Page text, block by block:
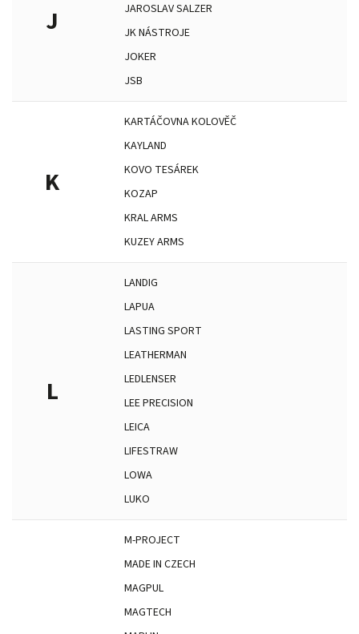
J
JAROSLAV SALZER
JK NÁSTROJE
JOKER
JSB
K
KARTÁČOVNA KOLOVĚČ
KAYLAND
KOVO TESÁREK
KOZAP
KRAL ARMS
KUZEY ARMS
L
LANDIG
LAPUA
LASTING SPORT
LEATHERMAN
LEDLENSER
LEE PRECISION
LEICA
LIFESTRAW
LOWA
LUKO
M-PROJECT
MADE IN CZECH
MAGPUL
MAGTECH